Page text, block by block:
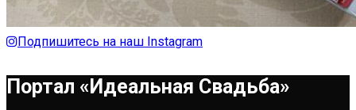
Подпишитесь на наш Instagram
Портал «Идеальная Свадьба»